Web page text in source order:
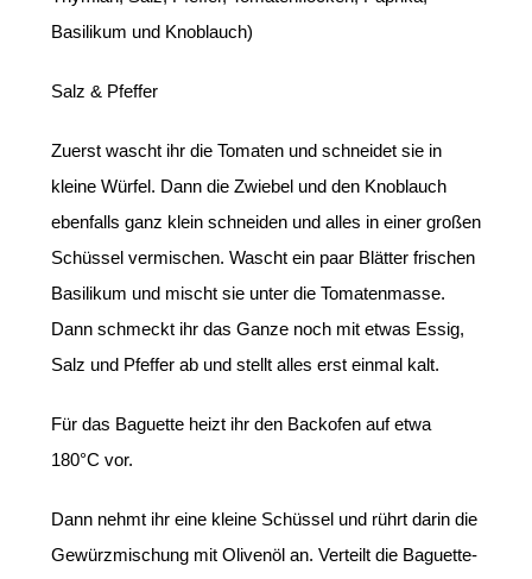
Basilikum und Knoblauch)
Salz & Pfeffer
Zuerst wascht ihr die Tomaten und schneidet sie in
kleine Würfel. Dann die Zwiebel und den Knoblauch
ebenfalls ganz klein schneiden und alles in einer großen
Schüssel vermischen. Wascht ein paar Blätter frischen
Basilikum und mischt sie unter die Tomatenmasse.
Dann schmeckt ihr das Ganze noch mit etwas Essig,
Salz und Pfeffer ab und stellt alles erst einmal kalt.
Für das Baguette heizt ihr den Backofen auf etwa
180°C vor.
Dann nehmt ihr eine kleine Schüssel und rührt darin die
Gewürzmischung mit Olivenöl an. Verteilt die Baguette-